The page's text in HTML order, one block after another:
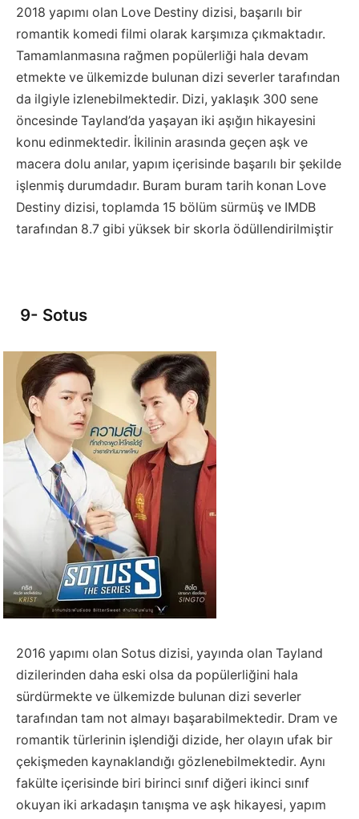
2018 yapımı olan Love Destiny dizisi, başarılı bir
romantik komedi filmi olarak karşımıza çıkmaktadır.
Tamamlanmasına rağmen popülerliği hala devam
etmekte ve ülkemizde bulunan dizi severler tarafından
da ilgiyle izlenebilmektedir. Dizi, yaklaşık 300 sene
öncesinde Tayland’da yaşayan iki aşığın hikayesini
konu edinmektedir. İkilinin arasında geçen aşk ve
macera dolu anılar, yapım içerisinde başarılı bir şekilde
işlenmiş durumdadır. Buram buram tarih konan Love
Destiny dizisi, toplamda 15 bölüm sürmüş ve IMDB
tarafından 8.7 gibi yüksek bir skorla ödüllendirilmiştir
9- Sotus
2016 yapımı olan Sotus dizisi, yayında olan Tayland
dizilerinden daha eski olsa da popülerliğini hala
sürdürmekte ve ülkemizde bulunan dizi severler
tarafından tam not almayı başarabilmektedir. Dram ve
romantik türlerinin işlendiği dizide, her olayın ufak bir
çekişmeden kaynaklandığı gözlenebilmektedir. Aynı
fakülte içerisinde biri birinci sınıf diğeri ikinci sınıf
okuyan iki arkadaşın tanışma ve aşk hikayesi, yapım